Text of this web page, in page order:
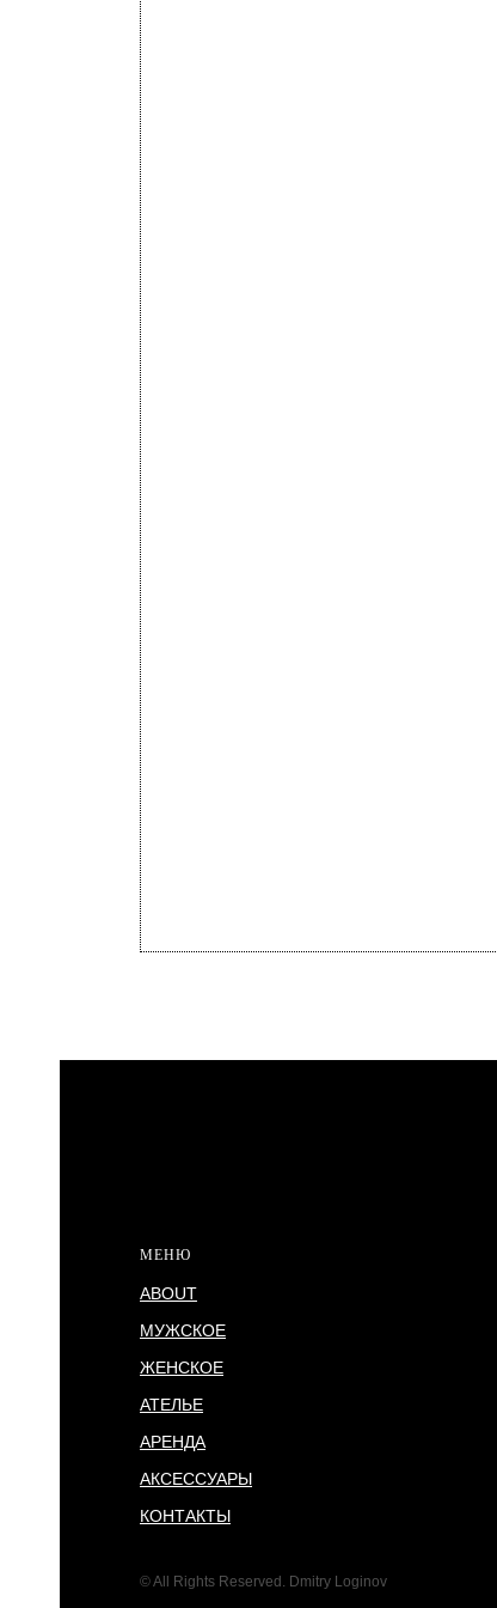
МЕНЮ
ABOUT
МУЖСКОЕ
ЖЕНСКОЕ
АТЕЛЬЕ
АРЕНДА
АКСЕССУАРЫ
КОНТАКТЫ
© All Rights Reserved. Dmitry Loginov